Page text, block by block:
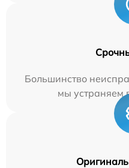
Большинство
мы устраняем